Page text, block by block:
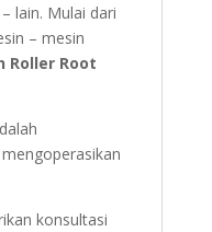
lain. Mulai dari
– mesin
Roller Root
konsultasi